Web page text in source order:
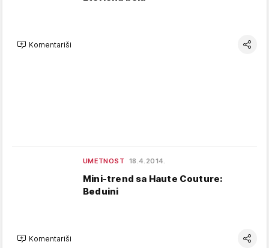
Komentariši
UMETNOST 18.4.2014.
Mini-trend sa Haute Couture:
Beduini
Komentariši